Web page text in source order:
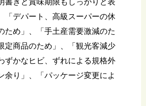
きと賞味期限もしっかりと表
「デパート、高級スーパーの休
ため」、「手土産需要激減のた
定商品のため」、「観光客減少
ずかなヒビ、ずれによる規格外
余り」、「パッケージ変更によ